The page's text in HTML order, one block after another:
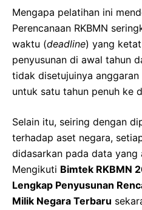
Mengapa pelatihan ini
Perencanaan RKBMN
waktu (deadline) yang
penyusunan di awal tahun
tidak disetujuinya
untuk satu tahun penuh ke
Selain itu, seiring dengan
terhadap aset negara,
didasarkan pada data yang
Mengikuti Bimtek RKBMN
Lengkap Penyusunan
Milik Negara Terbaru